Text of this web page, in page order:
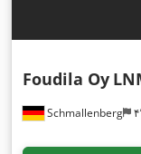
Schmallenberg
Foudila Oy